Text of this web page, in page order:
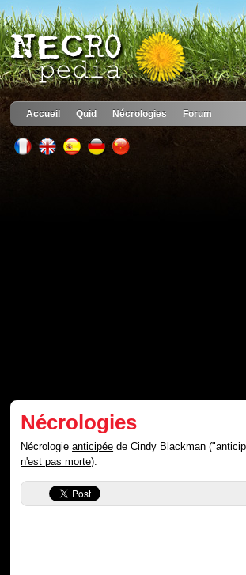
Accueil Quid Nécrologies Forum
Nécrologies
Nécrologieanticipée de Cindy Blackman
n'est pas morte).